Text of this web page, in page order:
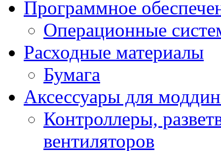
Программное
Операционные
Расходные материалы
Бумага
Аксессуары для
Контроллеры,
вентиляторов